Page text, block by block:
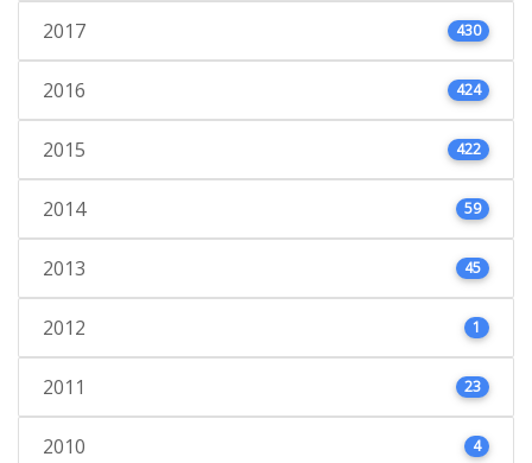
2017 430
2016 424
2015 422
2014 59
2013 45
2012 1
2011 23
2010 4